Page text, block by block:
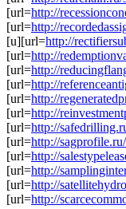
[url=http://
[url=http://
[u][url=http://
[url=http://
[url=http://
[url=http://
[url=http://
[url=http://
[url=http://
[url=http://
[url=http://
[url=http://
[url=http://
[url=http://